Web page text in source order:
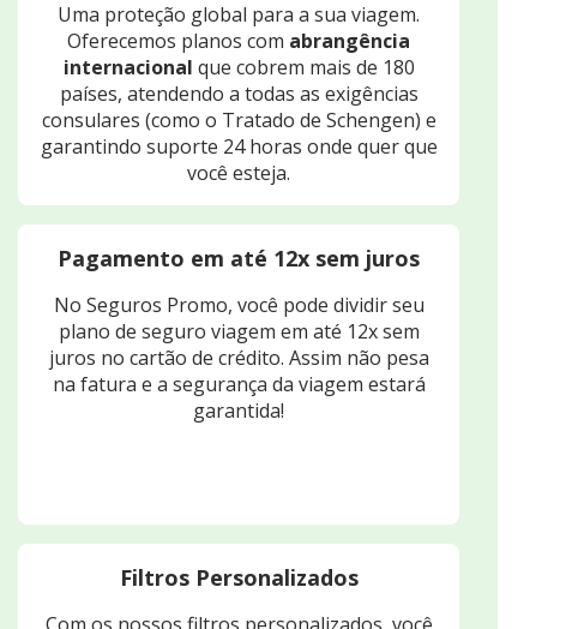
Uma proteção global para a sua viagem.
Oferecemos planos com abrangência
internacional que cobrem mais de 180
países, atendendo a todas as exigências
consulares (como o Tratado de Schengen) e
garantindo suporte 24 horas onde quer que
você esteja.
Pagamento em até 12x sem juros
No Seguros Promo, você pode dividir seu
plano de seguro viagem em até 12x sem
juros no cartão de crédito. Assim não pesa
na fatura e a segurança da viagem estará
garantida!
Filtros Personalizados